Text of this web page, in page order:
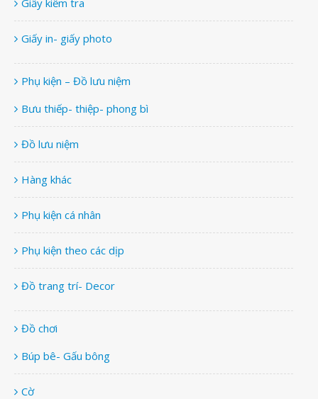
Giấy in- giấy photo
Phụ kiện – Đồ lưu niệm
Bưu thiếp- thiệp- phong bì
Đồ lưu niệm
Hàng khác
Phụ kiện cá nhân
Phụ kiện theo các dịp
Đồ trang trí- Decor
Đồ chơi
Búp bê- Gấu bông
Cờ